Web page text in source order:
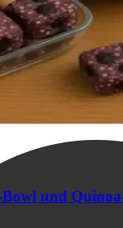
und